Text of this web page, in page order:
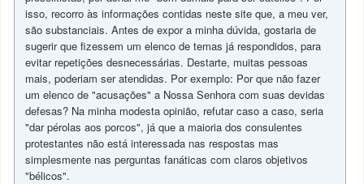
isso, recorro às informações contidas neste site que, a meu ver,
são substanciais. Antes de expor a minha dúvida, gostaria de
sugerir que fizessem um elenco de temas já respondidos, para
evitar repetições desnecessárias. Destarte, muitas pessoas
mais, poderiam ser atendidas. Por exemplo: Por que não fazer
um elenco de "acusações" a Nossa Senhora com suas devidas
defesas? Na minha modesta opinião, refutar caso a caso, seria
"dar pérolas aos porcos", já que a maioria dos consulentes
protestantes não está interessada nas respostas mas
simplesmente nas perguntas fanáticas com claros objetivos
"bélicos".